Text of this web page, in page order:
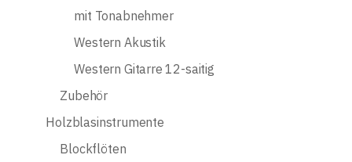
mit Tonabnehmer
Western Akustik
Western Gitarre 12-saitig
Zubehör
Holzblasinstrumente
Blockflöten